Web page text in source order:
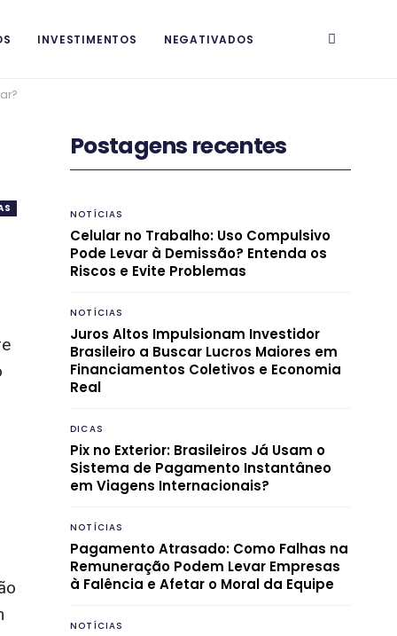
INVESTIMENTOS NEGATIVADOS
Postagens recentes
NOTÍCIAS
Celular no Trabalho: Uso Compulsivo
Pode Levar à Demissão? Entenda os
Riscos e Evite Problemas
NOTÍCIAS
Juros Altos Impulsionam Investidor
Brasileiro a Buscar Lucros Maiores em
Financiamentos Coletivos e Economia
Real
DICAS
Pix no Exterior: Brasileiros Já Usam o
Sistema de Pagamento Instantâneo
em Viagens Internacionais?
NOTÍCIAS
Pagamento Atrasado: Como Falhas na
Remuneração Podem Levar Empresas
à Falência e Afetar o Moral da Equipe
NOTÍCIAS